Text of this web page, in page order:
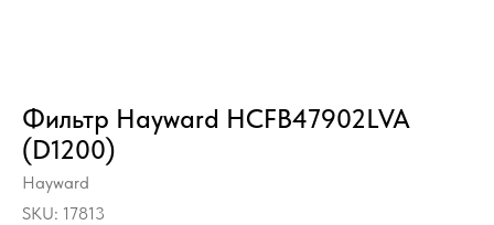
Фильтр Hayward HCFB47902LVA
(D1200)
Hayward
SKU: 17813